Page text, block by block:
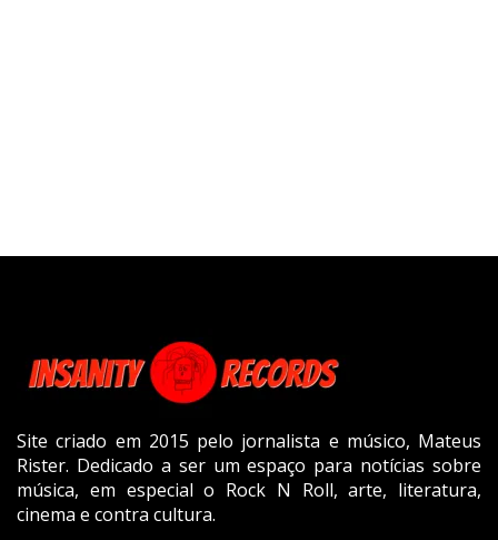
Site criado em 2015 pelo jornalista e músico, Mateus
Rister. Dedicado a ser um espaço para notícias sobre
música, em especial o Rock N Roll, arte, literatura,
cinema e contra cultura.